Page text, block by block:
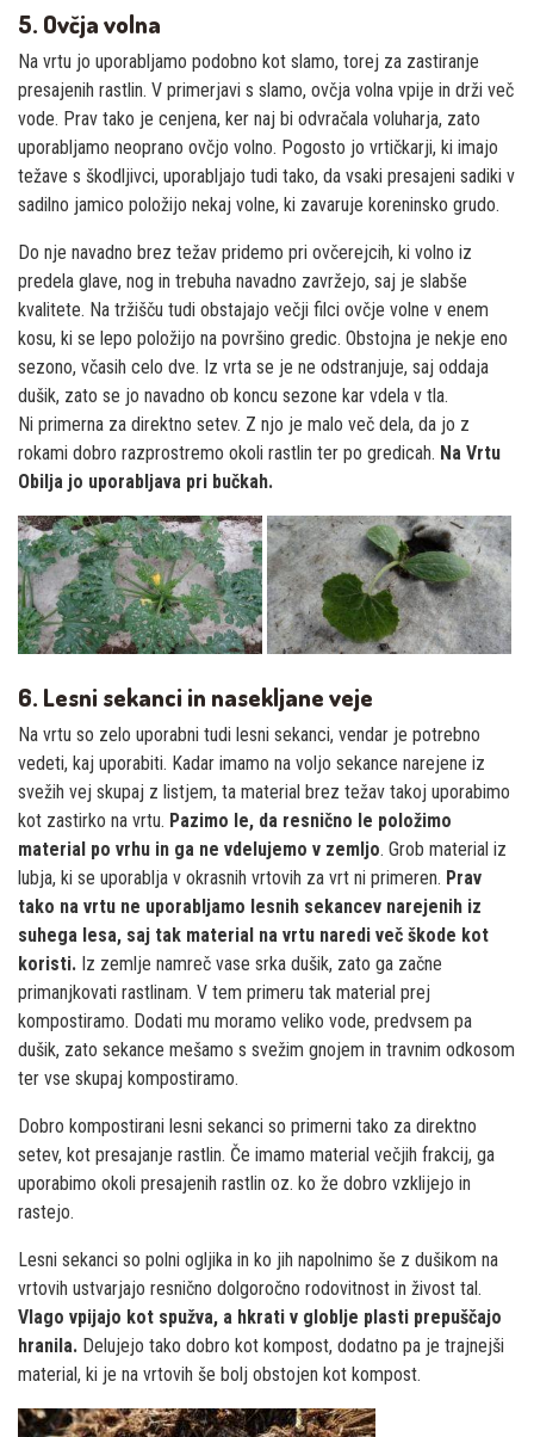
5. Ovčja volna
Na vrtu jo uporabljamo podobno kot slamo, torej za zastiranje
presajenih rastlin. V primerjavi s slamo, ovčja volna vpije in drži več
vode. Prav tako je cenjena, ker naj bi odvračala voluharja, zato
uporabljamo neoprano ovčjo volno. Pogosto jo vrtičkarji, ki imajo
težave s škodljivci, uporabljajo tudi tako, da vsaki presajeni sadiki v
sadilno jamico položijo nekaj volne, ki zavaruje koreninsko grudo.
Do nje navadno brez težav pridemo pri ovčerejcih, ki volno iz
predela glave, nog in trebuha navadno zavržejo, saj je slabše
kvalitete. Na tržišču tudi obstajajo večji filci ovčje volne v enem
kosu, ki se lepo položijo na površino gredic. Obstojna je nekje eno
sezono, včasih celo dve. Iz vrta se je ne odstranjuje, saj oddaja
dušik, zato se jo navadno ob koncu sezone kar vdela v tla.
Ni primerna za direktno setev. Z njo je malo več dela, da jo z
rokami dobro razprostremo okoli rastlin ter po gredicah. Na Vrtu
Obilja jo uporabljava pri bučkah.
6. Lesni sekanci in nasekljane veje
Na vrtu so zelo uporabni tudi lesni sekanci, vendar je potrebno
vedeti, kaj uporabiti. Kadar imamo na voljo sekance narejene iz
svežih vej skupaj z listjem, ta material brez težav takoj uporabimo
kot zastirko na vrtu. Pazimo le, da resnično le položimo
material po vrhu in ga ne vdelujemo v zemljo. Grob material iz
lubja, ki se uporablja v okrasnih vrtovih za vrt ni primeren. Prav
tako na vrtu ne uporabljamo lesnih sekancev narejenih iz
suhega lesa, saj tak material na vrtu naredi več škode kot
koristi. Iz zemlje namreč vase srka dušik, zato ga začne
primanjkovati rastlinam. V tem primeru tak material prej
kompostiramo. Dodati mu moramo veliko vode, predvsem pa
dušik, zato sekance mešamo s svežim gnojem in travnim odkosom
ter vse skupaj kompostiramo.
Dobro kompostirani lesni sekanci so primerni tako za direktno
setev, kot presajanje rastlin. Če imamo material večjih frakcij, ga
uporabimo okoli presajenih rastlin oz. ko že dobro vzklijejo in
rastejo.
Lesni sekanci so polni ogljika in ko jih napolnimo še z dušikom na
vrtovih ustvarjajo resnično dolgoročno rodovitnost in živost tal.
Vlago vpijajo kot spužva, a hkrati v globlje plasti prepuščajo
hranila. Delujejo tako dobro kot kompost, dodatno pa je trajnejši
material, ki je na vrtovih še bolj obstojen kot kompost.